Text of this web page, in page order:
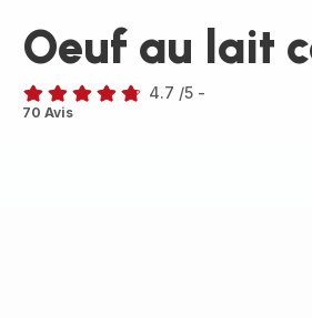
Oeuf au lait
ratings.4.7
4.7 /5 -
70 Avis